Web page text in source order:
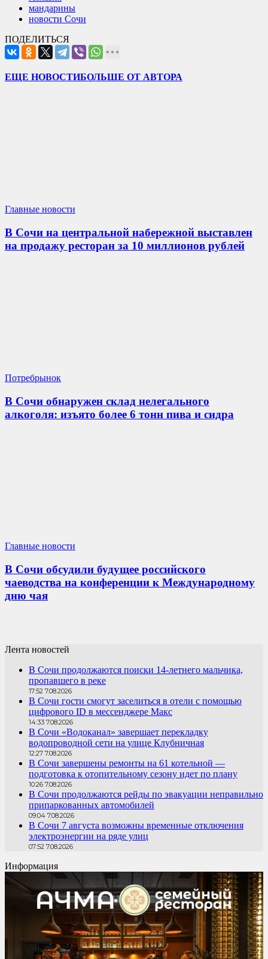
мандарины
новости Сочи
ПОДЕЛИТЬСЯ
ЕЩЕ НОВОСТИБОЛЬШЕ ОТ АВТОРА
Главные новости
В Сочи на центральной набережной выставлен
на продажу ресторан за 10 миллионов рублей
Потребрынок
В Сочи обнаружен склад нелегального
алкоголя: изъято более 6 тонн пива и сидра
Главные новости
В Сочи обсудили будущее российского
чаеводства на конференции к Международному
дню чая
Лента новостей
В Сочи продолжаются поиски 14-летнего мальчика,
пропавшего в реке
17:52 7.08.2026
В Сочи гости смогут заселиться в отели с помощью
цифрового ID в мессенджере Макс
14:33 7.08.2026
В Сочи «Водоканал» завершает перекладку
водопроводной сети на улице Клубничная
12:27 7.08.2026
В Сочи завершены ремонты на 61 котельной —
подготовка к отопительному сезону идет по плану
10:26 7.08.2026
В Сочи продолжаются рейды по эвакуации неправильно
припаркованных автомобилей
09:04 7.08.2026
В Сочи 7 августа возможны временные отключения
электроэнергии на ряде улиц
07:52 7.08.2026
Информация